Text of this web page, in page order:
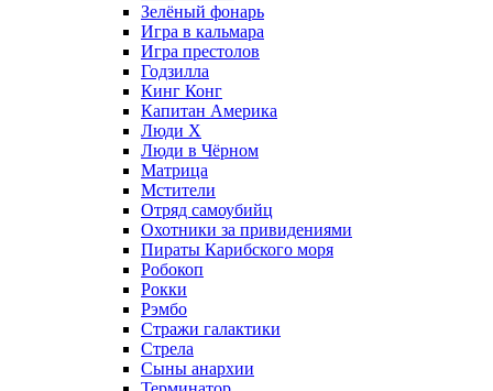
Зелёный фонарь
Игра в кальмара
Игра престолов
Годзилла
Кинг Конг
Капитан Америка
Люди X
Люди в Чёрном
Матрица
Мстители
Отряд самоубийц
Охотники за привидениями
Пираты Карибского моря
Робокоп
Рокки
Рэмбо
Стражи галактики
Стрела
Сыны анархии